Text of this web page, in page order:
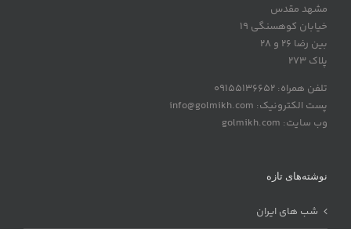
مشهد مقدس
خیابان کوهسنگی 19
بین رضا 26 و 28
پلاک 273
تلفن همراه: 09155136652
پست الکترونیک: info@golmikh.com
وب سایت: golmikh.com
نوشته‌های تازه
شب های ایران